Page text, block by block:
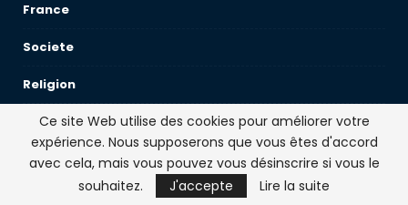
France
Societe
Religion
Environnement
Science-Sante
Ce site Web utilise des cookies pour améliorer votre
expérience. Nous supposerons que vous êtes d'accord
avec cela, mais vous pouvez vous désinscrire si vous le
souhaitez.
J'accepte Lire la suite